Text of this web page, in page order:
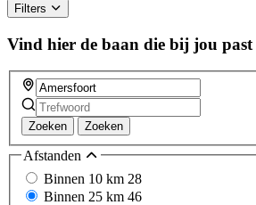
Filters
Vind hier de baan die bij jou past
Zoeken Zoeken
Afstanden
Binnen 10 km 28
Binnen 25 km 46